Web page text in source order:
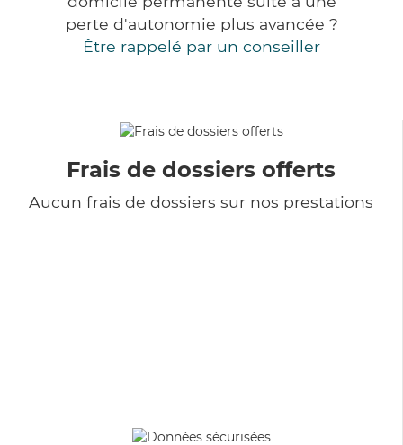
perte d'autonomie plus avancée ?
Être rappelé par un conseiller
Frais de dossiers offerts
Aucun frais de dossiers sur nos prestations